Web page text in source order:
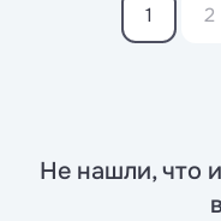
1 2
Не нашли, что